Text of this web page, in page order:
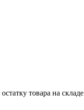
товара на складе